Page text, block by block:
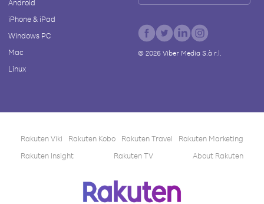
Android
iPhone & iPad
Windows PC
Mac
Linux
© 2026Viber Media S.à r.l.
Rakuten Viki Rakuten Kobo Rakuten Travel
Rakuten Marketing
Rakuten Insight
Rakuten TV About Rakuten